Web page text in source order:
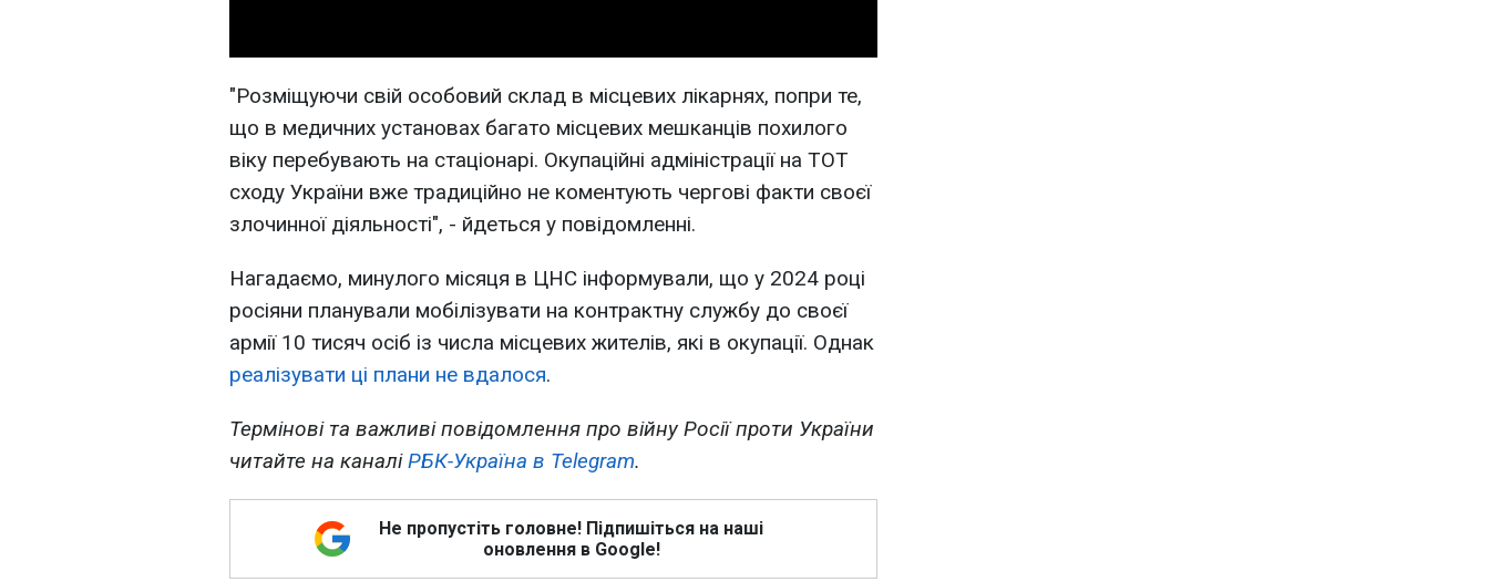
"Розміщуючи свій особовий склад в місцевих лікарнях, попри те,
що в медичних установах багато місцевих мешканців похилого
віку перебувають на стаціонарі. Окупаційні адміністрації на ТОТ
сходу України вже традиційно не коментують чергові факти своєї
злочинної діяльності", - йдеться у повідомленні.
Нагадаємо, минулого місяця в ЦНС інформували, що у 2024 році
росіяни планували мобілізувати на контрактну службу до своєї
армії 10 тисяч осіб із числа місцевих жителів, які в окупації. Однак
реалізувати ці плани не вдалося.
Термінові та важливі повідомлення про війну Росії проти України
читайте на каналіРБК-Україна в Telegram.
Не пропустіть головне! Підпишіться на наші
оновлення в Google!